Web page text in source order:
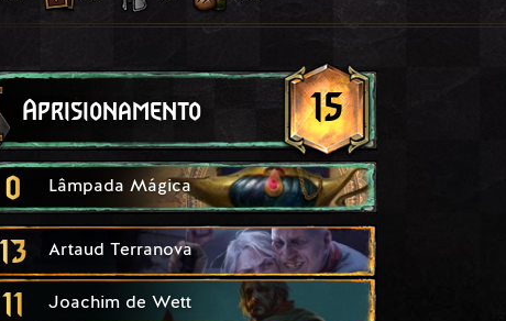
Aprisionamento 15
0 Lâmpada Mágica
13 Artaud Terranova
11 Joachim de Wett